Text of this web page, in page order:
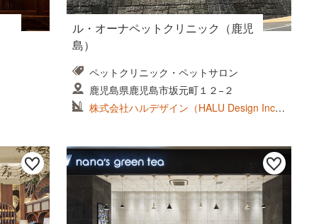
ル・オーナペットクリニック（鹿児
島）
ペットクリニック・ペットサロン
鹿児島県鹿児島市坂元町１２−２
株式会社ハルデザイン（HALU Design Inc.)